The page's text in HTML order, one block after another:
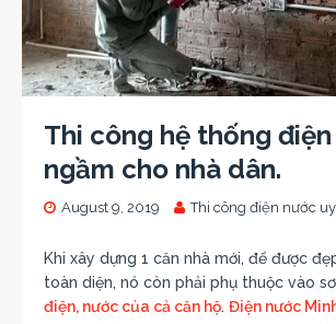
Thi công hệ thống
ngầm cho nhà dân.
August 9, 2019 Thi công điện nước
Khi xây dựng 1 căn nhà mới, để được
toàn diện, nó còn phải phụ thuộc vào
điện, nước của cả căn hộ. Điện nước